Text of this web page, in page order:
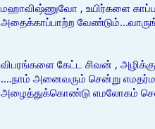
மஹாவிஷ்ணுவோ , உயிர்களை
அதைக்காப்பாற்ற
விபரங்களை கேட்ட சிவன் ,
....நாம் அனைவரும் சென்று
அழைத்துக்கொண்டு எமலோகம்